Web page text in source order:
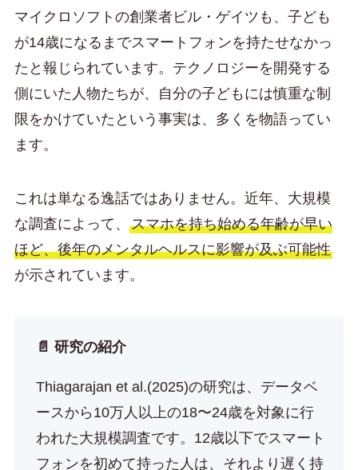
マイクロソフトの創業者ビル・ゲイツも、子ども
が14歳になるまでスマートフォンを持たせなかっ
たと報じられています。テクノロジーを開発する
側にいた人物たちが、自分の子どもには慎重な制
限をかけていたという事実は、多くを物語ってい
ます。
これは単なる逸話ではありません。近年、大規模
な調査によって、 スマホを持ち始める年齢が早い
ほど、後年のメンタルヘルスに影響が及ぶ可能性
が示されています。
📄 研究の紹介
Thiagarajan et al.(2025)の研究は、データベ
ースから10万人以上の18〜24歳を対象に行
われた大規模調査です。12歳以下でスマート
フォンを初めて持った人は、それより遅く持